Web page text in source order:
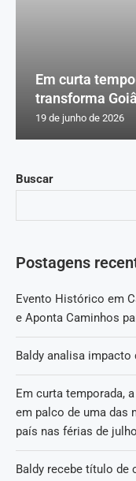
Buscar
Postagens
Evento Histórico em
e Aponta Caminhos
Baldy analisa impacto
Em curta temporada,
em palco de uma das
país nas férias de julho
Baldy recebe título de
Em curta
transforma
19 de junho de 2026